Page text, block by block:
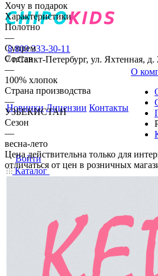
8 800 333-30-11
г.Санкт-Петербург, ул. Яхтенная,
Новинки Лицензии Контакты
О
Войти
Каталог
Хочу в подарок
Характеристики
Полотно
—
Супрем
Состав
—
100% хлопок
Страна производства
—
УЗБЕКИСТАН
Сезон
—
весна-лето
Цена действительна только для
отличаться от цен в розничных